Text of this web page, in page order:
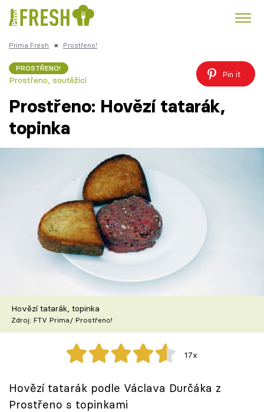
Česká kuchyně
Články
TV Program
Škola vaření
Recepty z TV
Speciál: Cuketa
Těhotnej kuchař
Sledujte prima+
Prima Fresh ■ Prostřeno!
PROSTŘENO!
Prostřeno, soutěžící
Pin it
Prostřeno: Hovězí tatarák,
topinka
Hovězí tatarák, topinka
Zdroj: FTV Prima/ Prostřeno!
17x
Hovězí tatarák podle Václava Durčáka z
Prostřeno s topinkami